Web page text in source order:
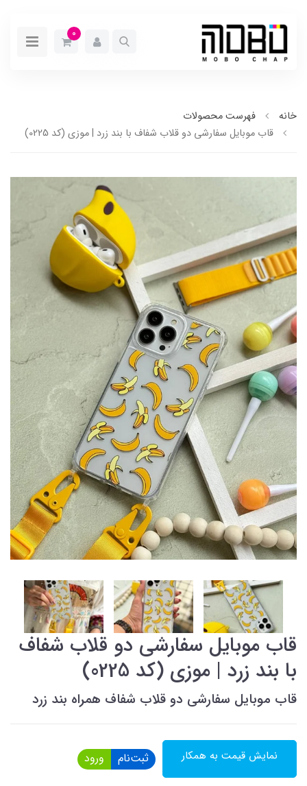
0
خانه
فهرست محصولات
قاب موبایل سفارشی دو قلاب شفاف با بند زرد | موزی (کد 0225)
قاب موبایل سفارشی دو قلاب شفاف
با بند زرد | موزی (کد 0225)
قاب موبایل سفارشی دو قلاب شفاف همراه بند زرد
نمایش قیمت به همکار ثبت‌نام ورود